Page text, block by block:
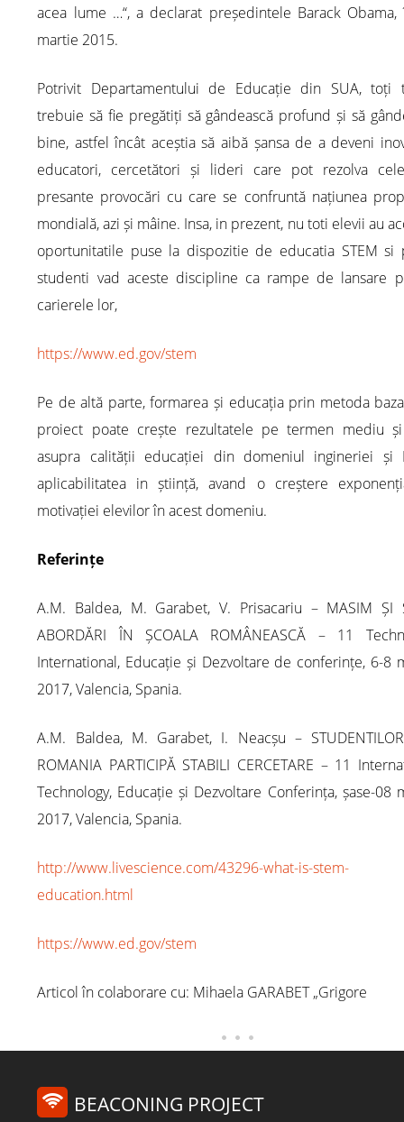
acea lume …“, a declarat președintele Barack
martie 2015.
Potrivit Departamentului de Educație din SUA, toți
trebuie să fie pregătiți să gândească profund și să
bine, astfel încât aceștia să aibă șansa de a deveni
educatori, cercetători și lideri care pot rezolva
presante provocări cu care se confruntă națiunea
mondială, azi și mâine. Insa, in prezent, nu toti elevii au
oportunitatile puse la dispozitie de educatia STEM si
studenti vad aceste discipline ca rampe de lansare
carierele lor,
https://www.ed.gov/stem
Pe de altă parte, formarea și educația prin metoda
proiect poate crește rezultatele pe termen mediu
asupra calității educației din domeniul ingineriei și
aplicabilitatea in știință, avand o creștere
motivației elevilor în acest domeniu.
Referințe
A.M. Baldea, M. Garabet, V. Prisacariu – MASIM ȘI
ABORDĂRI ÎN ȘCOALA ROMÂNEASCĂ – 11
International, Educație și Dezvoltare de conferințe, 6-8
2017, Valencia, Spania.
A.M. Baldea, M. Garabet, I. Neacșu –
ROMANIA PARTICIPĂ STABILI CERCETARE – 11
Technology, Educație și Dezvoltare Conferința, șase-08
2017, Valencia, Spania.
http://www.livescience.com/43296-what-is-stem-
education.html
https://www.ed.gov/stem
Articol în colaborare cu: Mihaela GARABET „Grigore
BEACONING PROJECT